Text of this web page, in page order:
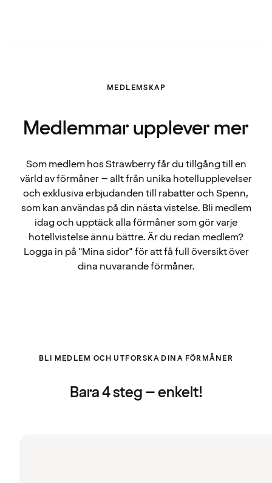
MEDLEMSKAP
Medlemmar upplever mer
Som medlem hos Strawberry får du tillgång till en
värld av förmåner – allt från unika hotellupplevelser
och exklusiva erbjudanden till rabatter och Spenn,
som kan användas på din nästa vistelse. Bli medlem
idag och upptäck alla förmåner som gör varje
hotellvistelse ännu bättre. Är du redan medlem?
Logga in på "Mina sidor" för att få full översikt över
dina nuvarande förmåner.
BLI MEDLEM OCH UTFORSKA DINA FÖRMÅNER
Bara 4 steg – enkelt!